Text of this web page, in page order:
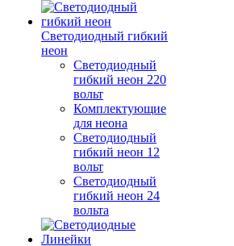
Светодиодный гибкий
неон
Светодиодный
гибкий неон 220
вольт
Комплектующие
для неона
Светодиодный
гибкий неон 12
вольт
Светодиодный
гибкий неон 24
вольта